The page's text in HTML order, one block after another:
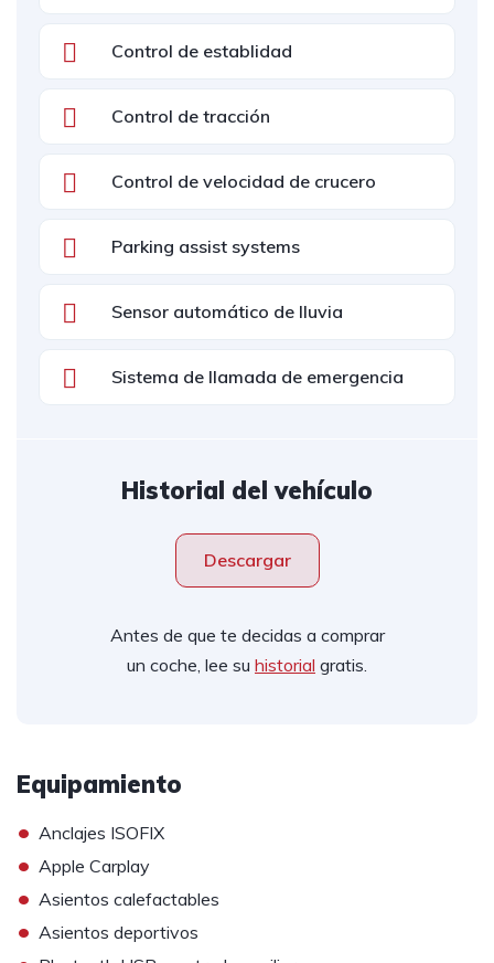
Control de establidad
Control de tracción
Control de velocidad de crucero
Parking assist systems
Sensor automático de lluvia
Sistema de llamada de emergencia
Historial del vehículo
Descargar
Antes de que te decidas a comprar
un coche, lee su historial gratis.
Equipamiento
• Anclajes ISOFIX
• Apple Carplay
• Asientos calefactables
• Asientos deportivos